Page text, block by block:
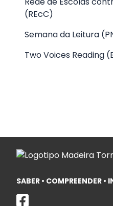
(REcC)
Semana da Leitura
Two Voices Reading
SABER • COMPREENDER •